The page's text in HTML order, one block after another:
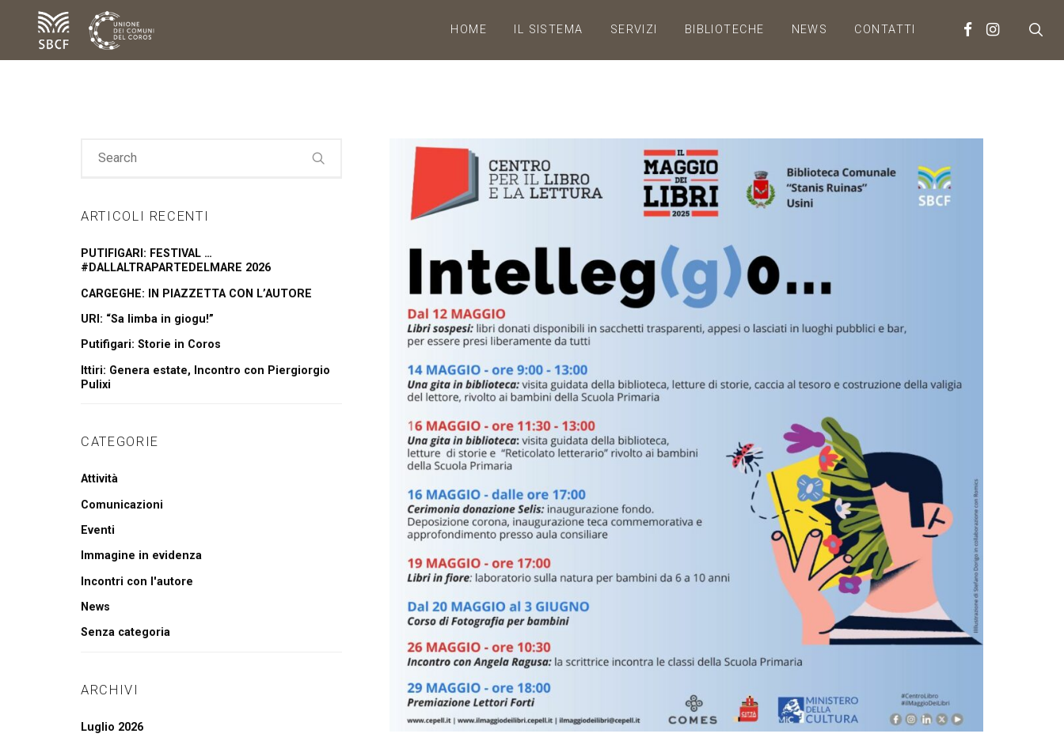
HOME IL SISTEMA SERVIZI BIBLIOTECHE NEWS CONTATTI
ARTICOLI RECENTI
PUTIFIGARI: FESTIVAL …
#DALLALTRAPARTEDELMARE 2026
CARGEGHE: IN PIAZZETTA CON L’AUTORE
URI: “Sa limba in giogu!”
Putifigari: Storie in Coros
Ittiri: Genera estate, Incontro con Piergiorgio
Pulixi
CATEGORIE
Attività
Comunicazioni
Eventi
Immagine in evidenza
Incontri con l'autore
News
Senza categoria
ARCHIVI
Luglio 2026